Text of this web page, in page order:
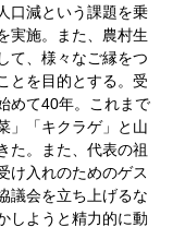
口減という課題を乗
実施。また、農村生
て、様々なご縁をつ
とを目的とする。受
めて40年。これまで
」「キクラゲ」と山
た。また、代表の祖
け入れのためのゲス
議会を立ち上げるな
しようと精力的に動